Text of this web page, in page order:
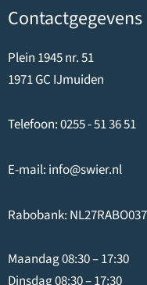
Contactgegevens
Plein 1945 nr. 51
1971 GC IJmuiden
Telefoon:0255 - 51 36 51
E-mail: info@swier.nl
Rabobank:
Maandag 08:30 – 17:30
Dinsdag 08:30 – 17:30